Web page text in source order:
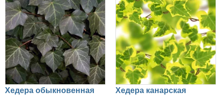
Хедера обыкновенная Хедера канарская